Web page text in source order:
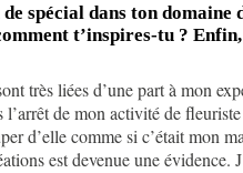
spécial dans ton domaine
t’inspires-tu ?
très liées d’une part à mon
l’arrêt de mon activité de
d’elle comme si c’était mon
est devenue une